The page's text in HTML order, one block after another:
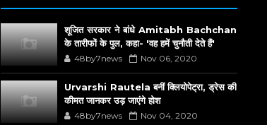
शूजित सरकार ने बांधे Amitabh Bachchan
के तारीफों के पुल, कहा- 'वह हमें चुनौती देते हैं'
48by7news Nov 06, 2020
Urvarshi Rautela बनीं क्लियोपेट्रा, ड्रेस की
कीमत जानकर उड़ जाएंगे होश
48by7news Nov 04, 2020